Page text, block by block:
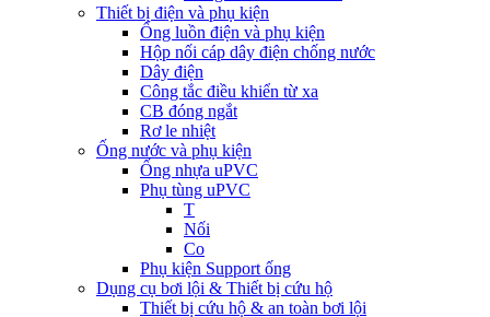
Thiết bị điện và phụ kiện
Ống luồn điện và phụ kiện
Hộp nối cáp dây điện chống nước
Dây điện
Công tắc điều khiển từ xa
CB đóng ngắt
Rơ le nhiệt
Ống nước và phụ kiện
Ống nhựa uPVC
Phụ tùng uPVC
T
Nối
Co
Phụ kiện Support ống
Dụng cụ bơi lội & Thiết bị cứu hộ
Thiết bị cứu hộ & an toàn bơi lội